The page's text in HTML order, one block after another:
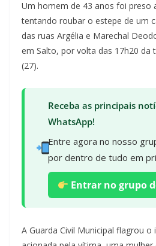
Um homem de 43 anos foi preso
tentando roubar o estepe de um
das ruas Argélia e Marechal
em Salto, por volta das 17h20 da
(27).
Receba as principais
WhatsApp!
Entre agora no nosso
por dentro de tudo em
Entrar no grupo
A Guarda Civil Municipal flagrou o